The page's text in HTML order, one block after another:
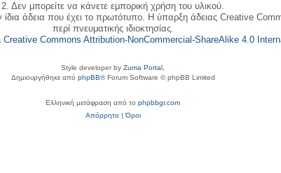
2. Δεν μπορείτε να κάνετε εμπορική χρήση του υλικού.
άδεια που έχει το πρωτότυπο. Η ύπαρξη άδειας Creative
περί πνευματικής ιδιοκτησίας.
Creative Commons Attribution-NonCommercial-ShareAlike 4.0
Style developer by Zuma Portal
Δημιουργήθηκε από phpBB® Forum Software © phpBB Limited
Ελληνική μετάφραση από το phpbbgr.com
Απόρρητο|Όροι